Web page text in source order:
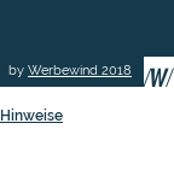
by Werbewind 2018